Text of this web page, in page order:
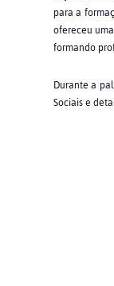
para a
ofereceu
formando
Durante a
Sociais e